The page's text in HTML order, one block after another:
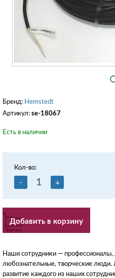
Бренд: Hemstedt
Артикул: se-18067
Есть в наличии
Кол-во:
- +
Добавить в корзину
Наши сотрудники —
любознательные, творческие люди.
развитие каждого из наших